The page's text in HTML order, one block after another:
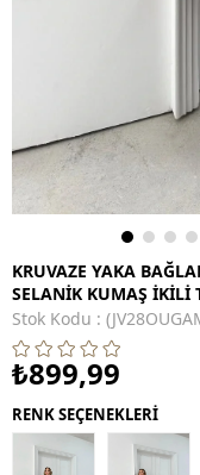
KRUVAZE YAKA
SELANİK KUMAŞ İKİLİ
Stok Kodu
₺899,99
RENK SEÇENEKLERİ